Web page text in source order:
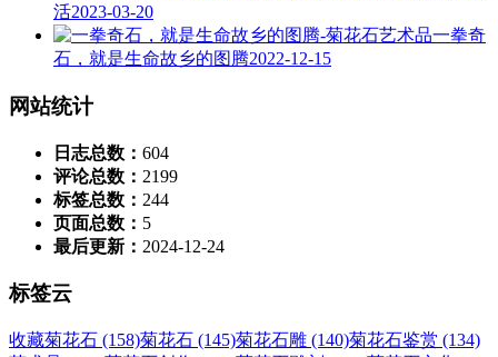
活2023-03-20
一拳奇
石，就是生命故乡的图腾2022-12-15
网站统计
日志总数： 604
评论总数： 2199
标签总数： 244
页面总数： 5
最后更新： 2024-12-24
标签云
收藏菊花石 (158)菊花石 (145)菊花石雕 (140)菊花石鉴赏 (134)